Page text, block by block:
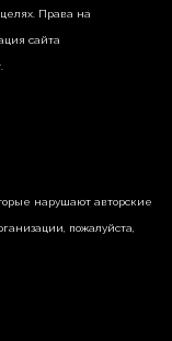
Права на
сайта
нарушают авторские
пожалуйста,